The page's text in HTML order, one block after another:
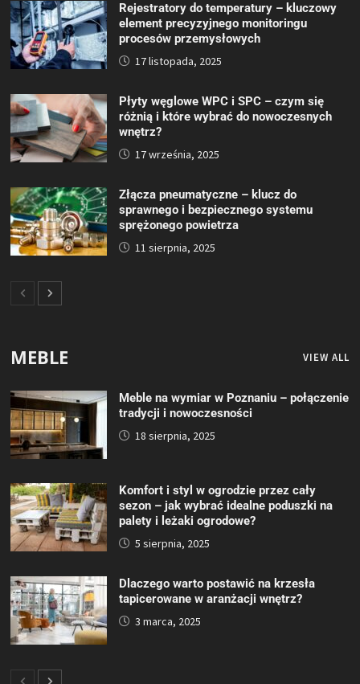
Rejestratory do temperatury – kluczowy
element precyzyjnego monitoringu
procesów przemysłowych
17 listopada, 2025
Płyty węglowe WPC i SPC – czym się
różnią i które wybrać do nowoczesnych
wnętrz?
17 września, 2025
Złącza pneumatyczne – klucz do
sprawnego i bezpiecznego systemu
sprężonego powietrza
11 sierpnia, 2025
MEBLE VIEW ALL
Meble na wymiar w Poznaniu – połączenie
tradycji i nowoczesności
18 sierpnia, 2025
Komfort i styl w ogrodzie przez cały
sezon – jak wybrać idealne poduszki na
palety i leżaki ogrodowe?
5 sierpnia, 2025
Dlaczego warto postawić na krzesła
tapicerowane w aranżacji wnętrz?
3 marca, 2025